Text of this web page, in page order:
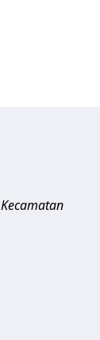
Kecamatan